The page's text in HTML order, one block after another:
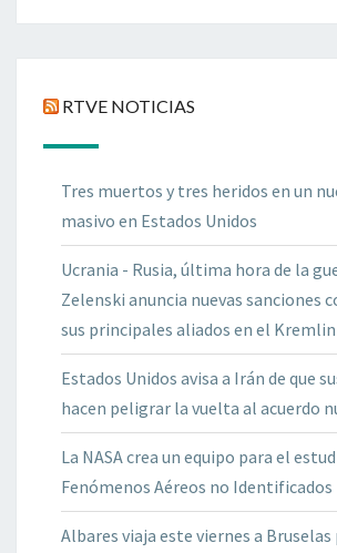
RTVE NOTICIAS
Tres muertos y tres heridos en un
masivo en Estados Unidos
Ucrania - Rusia, última hora de la
Zelenski anuncia nuevas sanciones
sus principales aliados en el Kremlin
Estados Unidos avisa a Irán de que
hacen peligrar la vuelta al acuerdo
La NASA crea un equipo para el
Fenómenos Aéreos no Identificados
Albares viaja este viernes a